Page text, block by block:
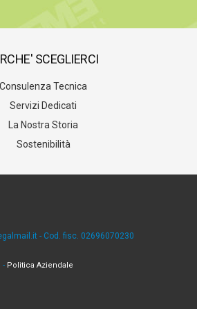
SCEGLIERCI
Consulenza Tecnica
Servizi Dedicati
La Nostra Storia
Sostenibilità
- Cod. fisc. 02696070230
- Politica Aziendale